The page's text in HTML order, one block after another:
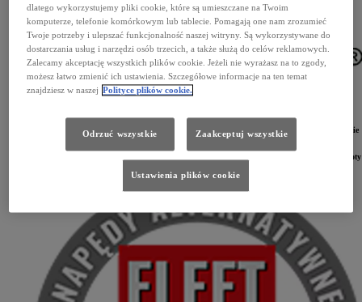
Potrójny sukces Toyoty. W najnowszym plebiscycie Fleet Derby 2020 Toyota została ponownie
wybrana najlepszą marką flotową w segmencie samochodów osobowych. Doceniono także
innowacyjność Toyoty. W kategorii Napędy Alternatywne bezkonkurencyjna okazała się
najnowsza generacja układu hybrydowego Hybrid Dynamic Force. Internetowe Salony Toyoty
dlatego wykorzystujemy pliki cookie, które są umieszczane na Twoim
komputerze, telefonie komórkowym lub tablecie. Pomagają one nam zrozumieć
Twoje potrzeby i ulepszać funkcjonalność naszej witryny. Są wykorzystywane do
dostarczania usług i narzędzi osób trzecich, a także służą do celów reklamowych.
Zalecamy akceptację wszystkich plików cookie. Jeżeli nie wyrażasz na to zgody,
możesz łatwo zmienić ich ustawienia. Szczegółowe informacje na ten temat
znajdziesz w naszej Polityce plików cookie.
Odrzuć wszystkie Zaakceptuj wszystkie
Ustawienia plików cookie